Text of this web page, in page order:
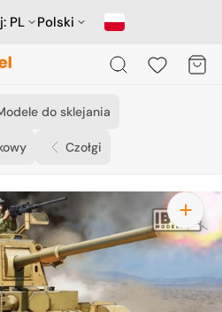
PL Polski
Koszyk
do sklejania
Czołgi